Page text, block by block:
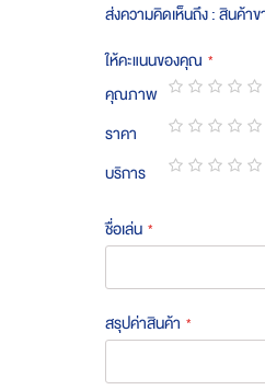
ส่งความคิดเห็นถึง : สินค้า
ให้คะแนนของคุณ
คุณภาพ
1
star
2
stars
3
stars
4
stars
5
stars
ราคา
1
star
2
stars
3
stars
4
stars
5
stars
บริการ
ชื่อเล่น
สรุปค่าสินค้า